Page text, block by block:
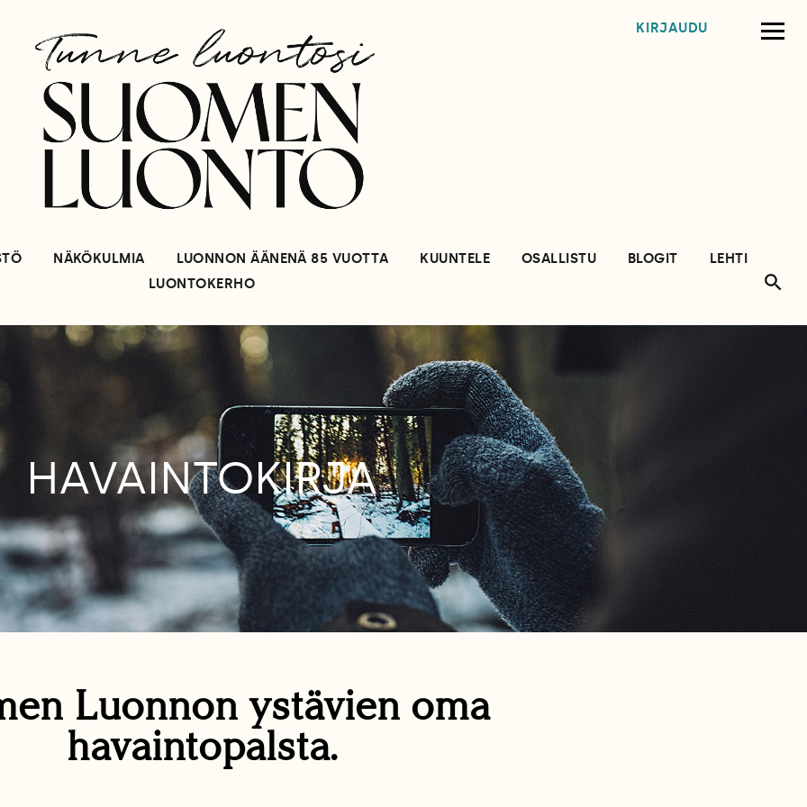
KIRJAUDU
NÄKÖKULMIA LUONNON ÄÄNENÄ 85 VUOTTA KUUNTELE OSALLISTU BLOGIT
LEHTI
LUONTOKERHO
HAVAINTOKIRJA
Luonnon ystävien oma
havaintopalsta.